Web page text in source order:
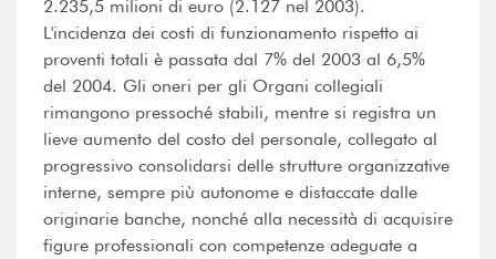
2.235,5 milioni di euro (2.127 nel 2003).
L'incidenza dei costi di funzionamento rispetto ai
proventi totali è passata dal 7% del 2003 al 6,5%
del 2004. Gli oneri per gli Organi collegiali
rimangono pressoché stabili, mentre si registra un
lieve aumento del costo del personale, collegato al
progressivo consolidarsi delle strutture organizzative
interne, sempre più autonome e distaccate dalle
originarie banche, nonché alla necessità di acquisire
figure professionali con competenze adeguate a